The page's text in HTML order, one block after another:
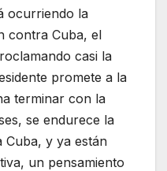
ocurriendo la
contra Cuba, el
casi la
promete a la
terminar con la
se endurece la
y ya están
un pensamiento